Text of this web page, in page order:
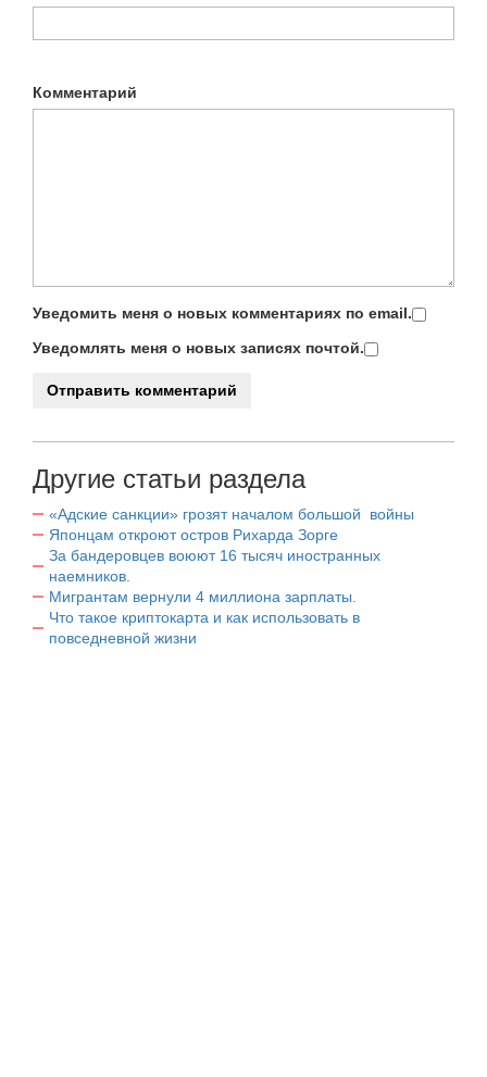
Комментарий
Уведомить меня о новых комментариях по email.
Уведомлять меня о новых записях почтой.
Другие статьи раздела
«Адские санкции» грозят началом большой войны
Японцам откроют остров Рихарда Зорге
За бандеровцев воюют 16 тысяч иностранных
наемников.
Мигрантам вернули 4 миллиона зарплаты.
Что такое криптокарта и как использовать в
повседневной жизни